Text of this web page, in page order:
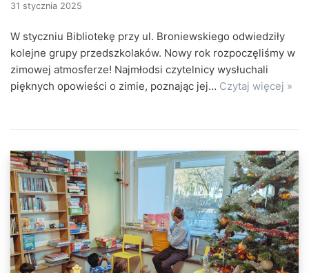
31 stycznia 2025
W styczniu Bibliotekę przy ul. Broniewskiego odwiedziły
kolejne grupy przedszkolaków. Nowy rok rozpoczęliśmy w
zimowej atmosferze! Najmłodsi czytelnicy wysłuchali
pięknych opowieści o zimie, poznając jej… Czytaj więcej »